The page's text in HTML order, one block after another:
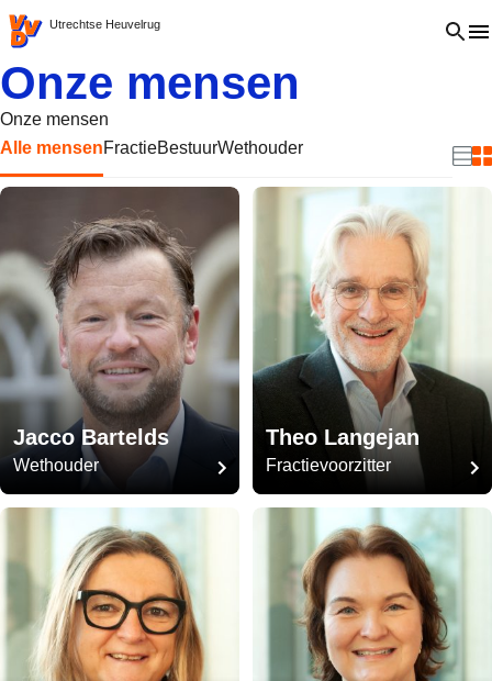
VVD.nl - Ga naar de homepage
Utrechtse Heuvelrug Open
Onze mensen
Onze mensen
Alle mensenFractieBestuurWethouder
Jacco Bartelds
Wethouder
Theo Langejan
Fractievoorzitter